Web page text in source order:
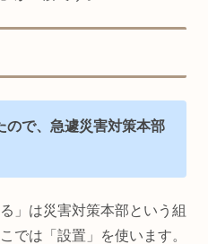
ので、急遽災害対策本部
」は災害対策本部という組
では「設置」を使います。